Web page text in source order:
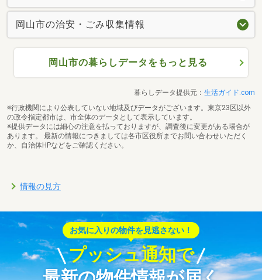
岡山市の治安・ごみ収集情報
岡山市の暮らしデータをもっと見る
暮らしデータ提供元： 生活ガイド.com
※行政機関により公表していない地域及びデータがございます。東京23区以外
の政令指定都市は、市全体のデータとして表示しています。
※提供データには細心の注意を払っておりますが、調査後に変更がある場合が
あります。 最新の情報につきましては各市区役所までお問い合わせいただく
か、自治体HPなどをご確認ください。
情報の見方
お気に入りの物件を見逃さない！
プッシュ通知で